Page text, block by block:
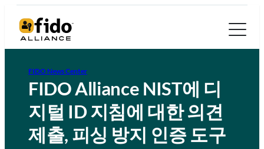
FIDO News Center
FIDO Alliance NIST에 디
지털 ID 지침에 대한 의견
제출, 피싱 방지 인증 도구